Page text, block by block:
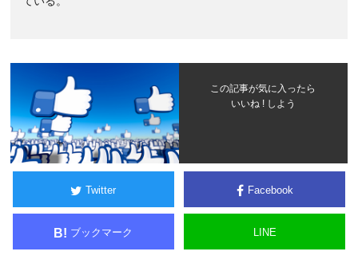
この記事が気に入ったら
いいね ! しよう
Twitter Facebook
B! ブックマーク LINE